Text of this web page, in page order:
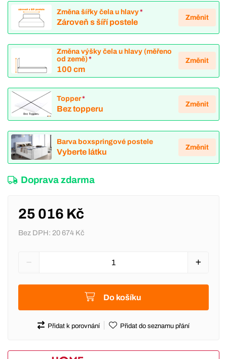
Změna šířky čela u hlavy*
Zároveň s šíří postele
Změnit
Změna výšky čela u hlavy (měřeno
od země)*
100 cm
Změnit
Topper*
Bez topperu
Změnit
Barva boxspringové postele
Vyberte látku
Změnit
Doprava zdarma
25 016 Kč
Bez DPH: 20 674 Kč
Do košíku
Přidat k porovnání Přidat do seznamu přání